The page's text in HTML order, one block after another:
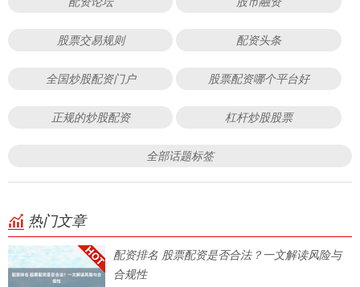
股票交易规则 配资头条
全国炒股配资门户 股票配资哪个平台好
正规的炒股配资 杠杆炒股股票
全部话题标签
热门文章
配资排名 股票配资是否合法？一文解读风险与
合规性